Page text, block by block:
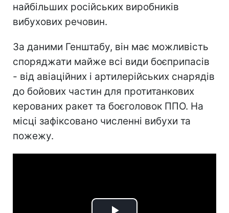
найбільших російських виробників
вибухових речовин.
За даними Генштабу, він має можливість
споряджати майже всі види боєприпасів
- від авіаційних і артилерійських снарядів
до бойових частин для протитанкових
керованих ракет та боєголовок ППО. На
місці зафіксовано численні вибухи та
пожежу.